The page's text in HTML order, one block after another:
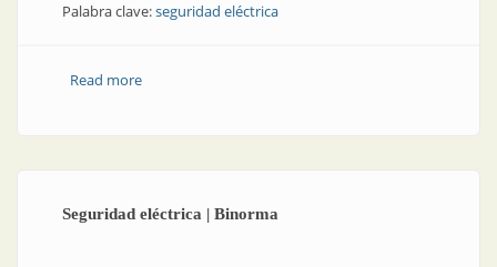
Palabra clave:seguridad eléctrica
Read moreabout Proyecto de ley en Buenos Aires
Seguridad eléctrica | Binorma